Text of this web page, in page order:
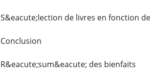
S&eacute;lection de livres en fonction
Conclusion
R&eacute;sum&eacute; des bienfaits